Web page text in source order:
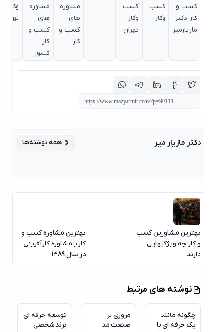
کسب و
کار دکتر
مازیارمیر
کسب
وکار
کسب
تهران
مشاوره
کسب و
مشاوره
کسب و
کشور
وکار
تهران
دکتر مازیار میر همه نوشته‌ها
بهترین مشاورین کسب
و کار چه ویژگیهایی
بهترین مشاوره کسب و
کار یا مشاوره کارآفرینی
در سال 1389
نوشته های مرتبط
چگونه مانند
یک حرفه ای با
مروری بر
صنعت مد
توسعه حرفه ای
برند شخصی